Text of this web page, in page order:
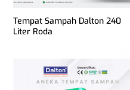
Tempat Sampah Dalton 240
Liter Roda